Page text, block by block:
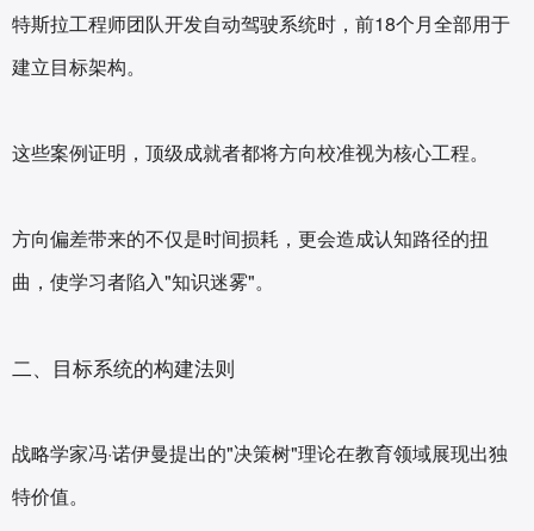
特斯拉工程师团队开发自动驾驶系统时，前18个月全部用于
建立目标架构。
这些案例证明，顶级成就者都将方向校准视为核心工程。
方向偏差带来的不仅是时间损耗，更会造成认知路径的扭
曲，使学习者陷入"知识迷雾"。
二、目标系统的构建法则
战略学家冯·诺伊曼提出的"决策树"理论在教育领域展现出独
特价值。